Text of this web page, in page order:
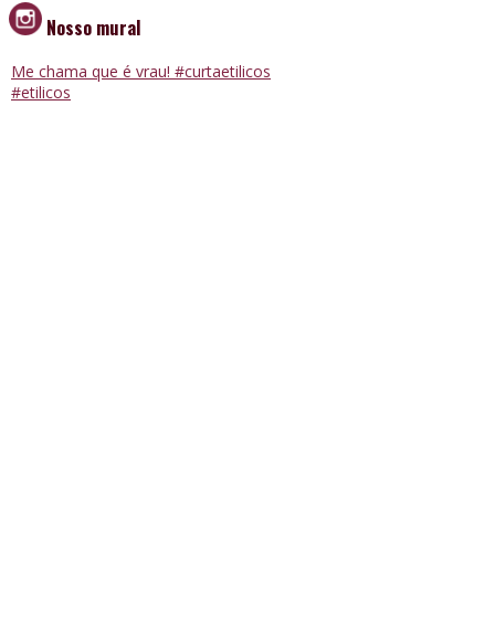
Nosso mural
Me chama que é vrau! #curtaetilicos
#etilicos